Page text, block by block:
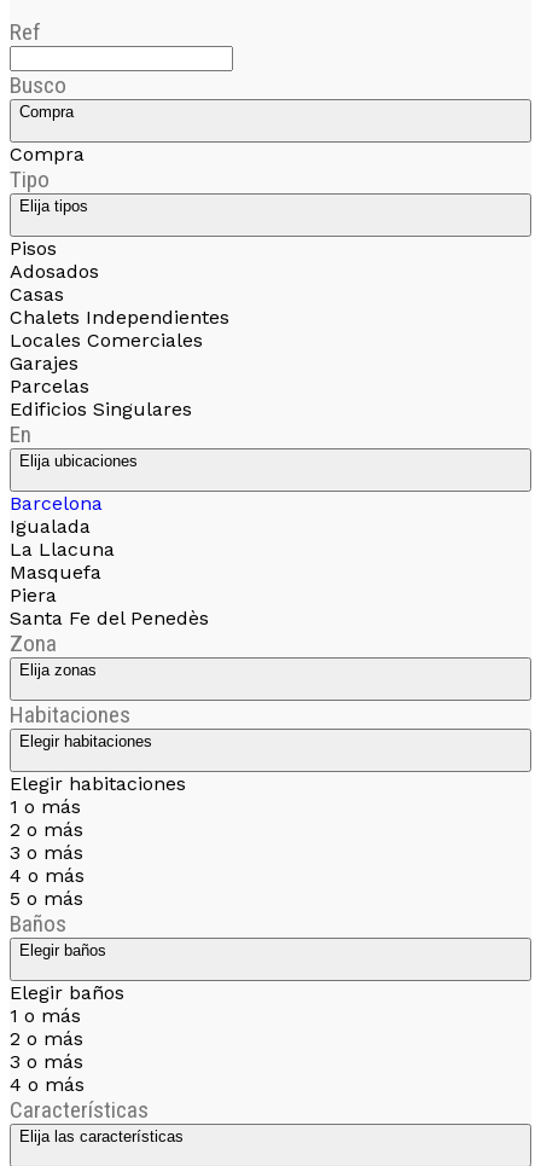
Ref
Busco
Compra
Compra
Tipo
Elija tipos
Pisos
Adosados
Casas
Chalets Independientes
Locales Comerciales
Garajes
Parcelas
Edificios Singulares
En
Elija ubicaciones
Barcelona
Igualada
La Llacuna
Masquefa
Piera
Santa Fe del Penedès
Zona
Elija zonas
Habitaciones
Elegir habitaciones
Elegir habitaciones
1 o más
2 o más
3 o más
4 o más
5 o más
Baños
Elegir baños
Elegir baños
1 o más
2 o más
3 o más
4 o más
Características
Elija las características